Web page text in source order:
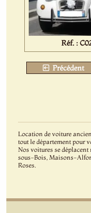
Réf. :
Précédent
Location de voiture
tout le département pour
Nos voitures se déplacent
sous-Bois, Maisons-
Roses.